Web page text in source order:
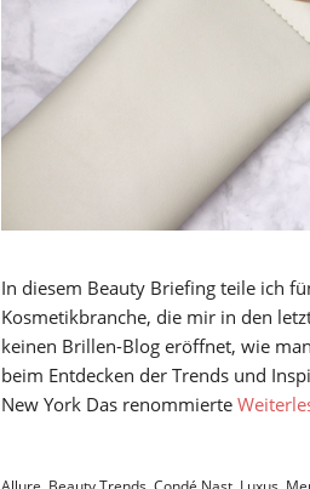
In diesem Beauty Briefing teile ich
Kosmetikbranche, die mir in den
keinen Brillen-Blog eröffnet, wie
beim Entdecken der Trends und
New York Das renommierte